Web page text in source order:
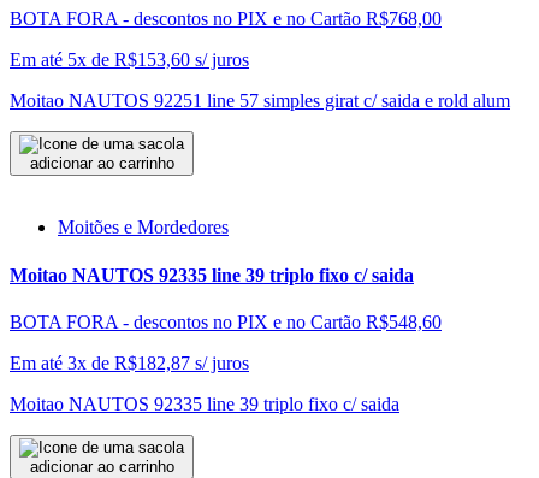
BOTA FORA - descontos no PIX e no Cartão R$768,00
Em até 5x de R$153,60 s/ juros
Moitao NAUTOS 92251 line 57 simples girat c/ saida e rold alum
adicionar ao carrinho
Moitões e Mordedores
Moitao NAUTOS 92335 line 39 triplo fixo c/ saida
BOTA FORA - descontos no PIX e no Cartão R$548,60
Em até 3x de R$182,87 s/ juros
Moitao NAUTOS 92335 line 39 triplo fixo c/ saida
adicionar ao carrinho